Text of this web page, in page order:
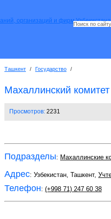
Ташкент / Государство /
Махаллинский
Просмотров: 2231
Подразделы: Махаллинские
Адрес: Узбекистан, Ташкент,
Телефон: (+998 71) 247 60 38